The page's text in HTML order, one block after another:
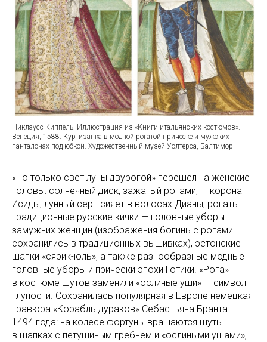
Никлаусс Киппель. Иллюстрация из «Книги итальянских костюмов».
Венеция, 1588. Куртизанка в модной рогатой прическе и мужских
панталонах под юбкой. Художественный музей Уолтерса, Балтимор
«Но только свет луны двурогой» перешел на женские
головы: солнечный диск, зажатый рогами, — корона
Исиды, лунный серп сияет в волосах Дианы, рогаты
традиционные русские кички — головные уборы
замужних женщин (изображения богинь с рогами
сохранились в традиционных вышивках), эстонские
шапки «сярик-юль», а также разнообразные модные
головные уборы и прически эпохи Готики. «Рога»
в костюме шутов заменили «ослиные уши» — символ
глупости. Сохранилась популярная в Европе немецкая
гравюра «Корабль дураков» Себастьяна Бранта
1494 года: на колесе фортуны вращаются шуты
в шапках с петушиным гребнем и «ослиными ушами»,